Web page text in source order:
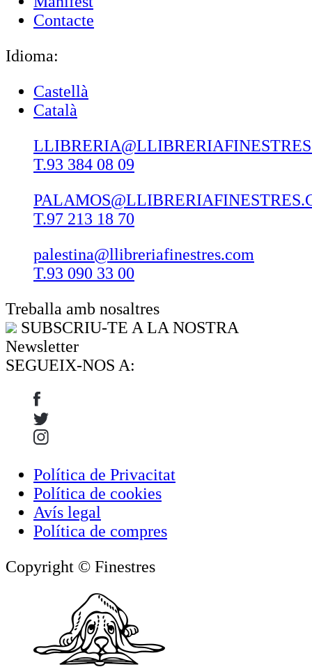
Contacte
Idioma:
Castellà
Català
T.93 384 08 09
T.97 213 18 70
palestina@llibreriafinestres.com
T.93 090 33 00
Treballa amb nosaltres
SUBSCRIU-TE A LA NOSTRA
Newsletter
SEGUEIX-NOS A:
Política de Privacitat
Política de cookies
Avís legal
Política de compres
Copyright © Finestres